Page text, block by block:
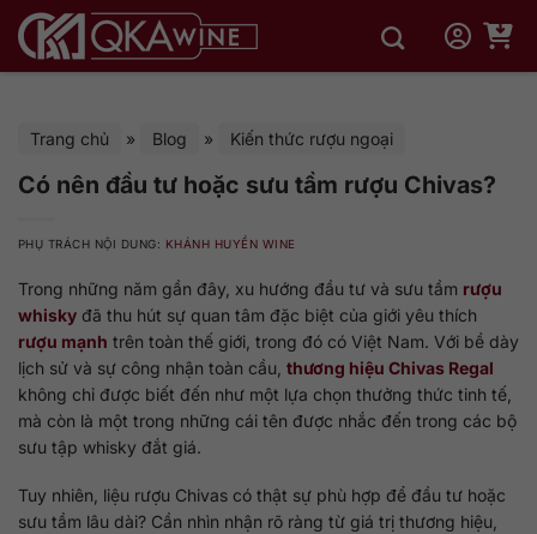
qua
Trang chủ » Blog » Kiến thức rượu ngoại
Có nên đầu tư hoặc sưu tầm rượu Chivas?
PHỤ TRÁCH NỘI DUNG: KHÁNH HUYỀN WINE
Trong những năm gần đây, xu hướng đầu tư và sưu tầm rượu
whisky đã thu hút sự quan tâm đặc biệt của giới yêu thích
rượu mạnh trên toàn thế giới, trong đó có Việt Nam. Với bề dày
lịch sử và sự công nhận toàn cầu, thương hiệu Chivas Regal
không chỉ được biết đến như một lựa chọn thưởng thức tinh tế,
mà còn là một trong những cái tên được nhắc đến trong các bộ
sưu tập whisky đắt giá.
Tuy nhiên, liệu rượu Chivas có thật sự phù hợp để đầu tư hoặc
sưu tầm lâu dài? Cần nhìn nhận rõ ràng từ giá trị thương hiệu,